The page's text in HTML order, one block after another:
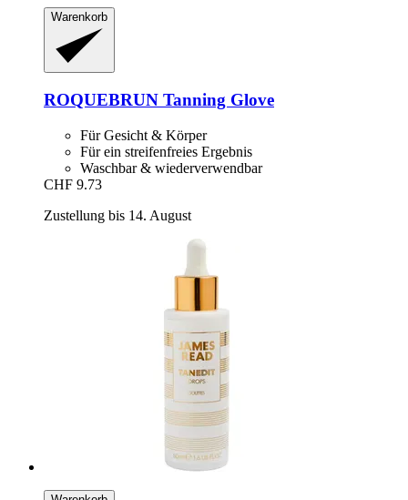
Warenkorb
ROQUEBRUN Tanning Glove
Für Gesicht & Körper
Für ein streifenfreies Ergebnis
Waschbar & wiederverwendbar
CHF 9.73
Zustellung bis 14. August